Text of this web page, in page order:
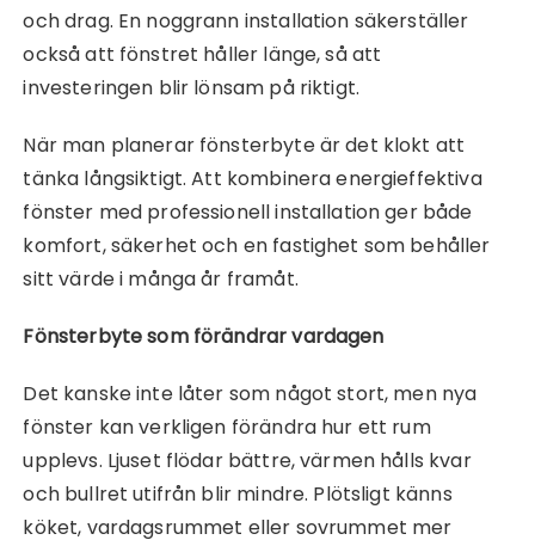
och drag. En noggrann installation säkerställer
också att fönstret håller länge, så att
investeringen blir lönsam på riktigt.
När man planerar fönsterbyte är det klokt att
tänka långsiktigt. Att kombinera energieffektiva
fönster med professionell installation ger både
komfort, säkerhet och en fastighet som behåller
sitt värde i många år framåt.
Fönsterbyte som förändrar vardagen
Det kanske inte låter som något stort, men nya
fönster kan verkligen förändra hur ett rum
upplevs. Ljuset flödar bättre, värmen hålls kvar
och bullret utifrån blir mindre. Plötsligt känns
köket, vardagsrummet eller sovrummet mer